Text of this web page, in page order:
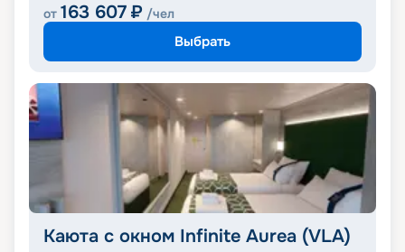
от 163 607 ₽ /чел
Выбрать
Каюта с окном Infinite Aurea (VLA)